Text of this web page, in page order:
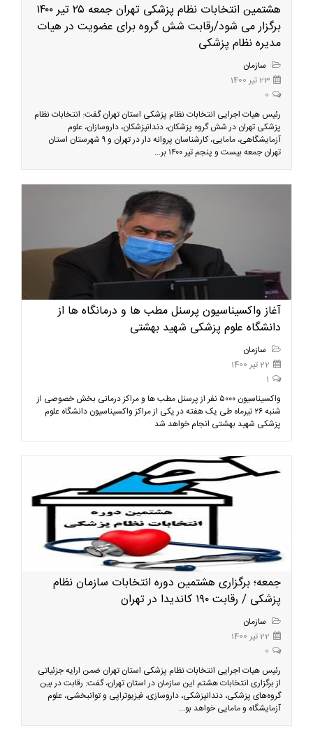
هشتمین انتخابات نظام پزشکی تهران جمعه ۲۵ تیر ۱۴۰۰
برگزار می شود/رقابت شش گروه برای عضویت در هیات
مدیره نظام پزشکی
سازمان
23 تیر 1400
0
رئیس هیات اجرایی انتخابات نظام پزشکی استان تهران گفت: انتخابات نظام
پزشکی تهران در شش گروه پزشکان، دندانپزشکان، داروسازان، علوم
آزمایشگاهی، مامایی، کارشناسان پروانه دار در تهران و ۹ شهرستان استان
تهران جمعه بیست و پنجم تیر ۱۴۰۰ بر...
آغاز واکسیناسیون پرسنل مطب ها و درمانگاه ها از
دانشگاه علوم پزشکی شهید بهشتی
سازمان
22 تیر 1400
1
واکسیناسیون ۵۰۰۰ نفر از پرسنل مطب ها و مراکز درمانی بخش خصوصی از
شنبه ۲۶ تیرماه طی یک هفته در یکی از مراکز واکسیناسیون دانشگاه علوم
پزشکی شهید بهشتی انجام خواهد شد
جمعه؛ برگزاری هشتمین دوره انتخابات سازمان نظام
پزشکی / رقابت ۱۹۰ کاندیدا در تهران
سازمان
22 تیر 1400
0
رئیس هیات اجرایی انتخابات نظام پزشکی استان تهران ضمن ارایه جزئیاتی
از برگزاری انتخابات هشتم این سازمان در استان تهران، گفت: رقابت در بین
گروه‌های پزشکی، دندانپزشکی، داروسازی، فیزیوتراپی و توانبخشی، علوم
آزمایشگاه و مامایی خواهد بو...